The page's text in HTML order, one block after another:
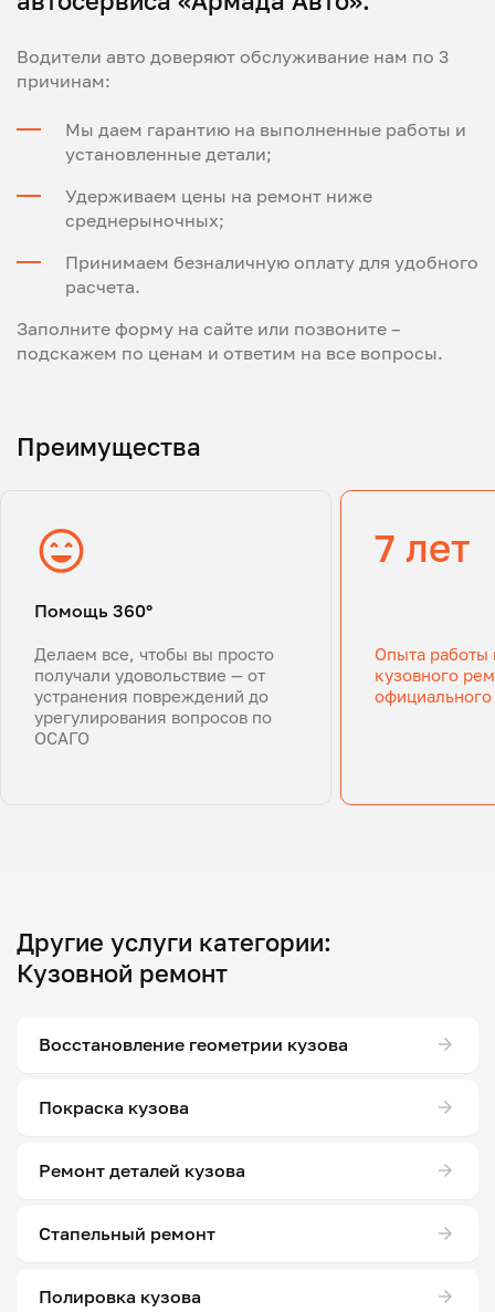
Водители авто доверяют обслуживание нам по 3
причинам:
Мы даем гарантию на выполненные работы и
установленные детали;
Удерживаем цены на ремонт ниже
среднерыночных;
Принимаем безналичную оплату для удобного
расчета.
Заполните форму на сайте или позвоните –
подскажем по ценам и ответим на все вопросы.
Преимущества
Помощь 360°
Делаем все, чтобы вы просто
получали удовольствие — от
устранения повреждений до
урегулирования вопросов по
ОСАГО
7 лет
Опыта работы
кузовного
Другие услуги категории:
Кузовной ремонт
Восстановление геометрии кузова
Покраска кузова
Ремонт деталей кузова
Стапельный ремонт
Полировка кузова